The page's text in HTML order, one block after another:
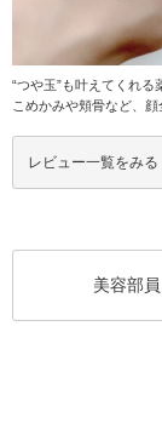
“つや玉”も叶えてくれる
こめかみや頬骨など、顔
レビュー一覧をみる
美容部